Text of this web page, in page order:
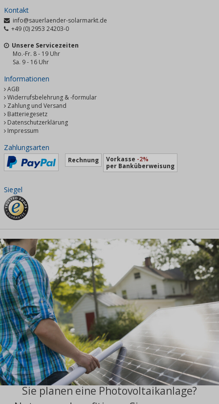
Kontakt
info@sauerlaender-solarmarkt.de
+49 (0) 2953 24203-0
Unsere Servicezeiten
Mo.-Fr. 8 - 19 Uhr
Sa. 9 - 16 Uhr
Informationen
AGB
Widerrufsbelehrung & -formular
Zahlung und Versand
Batteriegesetz
Datenschutzerklärung
Impressum
Zahlungsarten
Rechnung Vorkasse -2%
per Banküberweisung
Siegel
Sie planen eine Photovoltaikanlage?